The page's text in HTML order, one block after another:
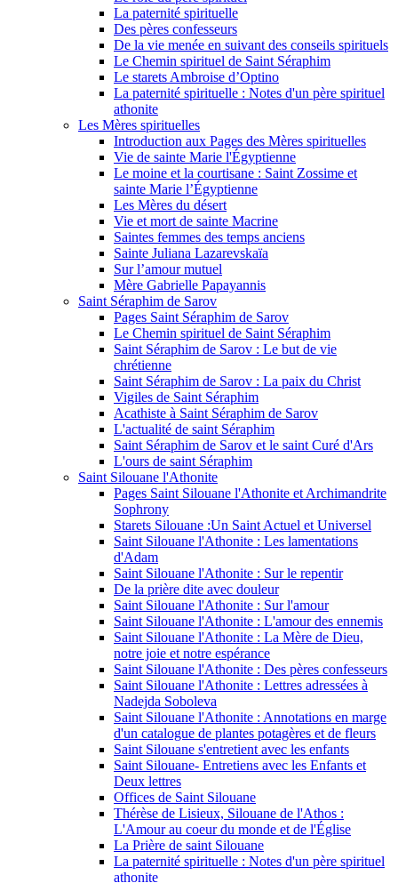
La paternité spirituelle
Des pères confesseurs
De la vie menée en suivant des conseils spirituels
Le Chemin spirituel de Saint Séraphim
Le starets Ambroise d’Optino
La paternité spirituelle : Notes d'un père spirituel
athonite
Les Mères spirituelles
Introduction aux Pages des Mères spirituelles
Vie de sainte Marie l'Égyptienne
Le moine et la courtisane : Saint Zossime et
sainte Marie l’Égyptienne
Les Mères du désert
Vie et mort de sainte Macrine
Saintes femmes des temps anciens
Sainte Juliana Lazarevskaïa
Sur l’amour mutuel
Mère Gabrielle Papayannis
Saint Séraphim de Sarov
Pages Saint Séraphim de Sarov
Le Chemin spirituel de Saint Séraphim
Saint Séraphim de Sarov : Le but de vie
chrétienne
Saint Séraphim de Sarov : La paix du Christ
Vigiles de Saint Séraphim
Acathiste à Saint Séraphim de Sarov
L'actualité de saint Séraphim
Saint Séraphim de Sarov et le saint Curé d'Ars
L'ours de saint Séraphim
Saint Silouane l'Athonite
Pages Saint Silouane l'Athonite et Archimandrite
Sophrony
Starets Silouane :Un Saint Actuel et Universel
Saint Silouane l'Athonite : Les lamentations
d'Adam
Saint Silouane l'Athonite : Sur le repentir
De la prière dite avec douleur
Saint Silouane l'Athonite : Sur l'amour
Saint Silouane l'Athonite : L'amour des ennemis
Saint Silouane l'Athonite : La Mère de Dieu,
notre joie et notre espérance
Saint Silouane l'Athonite : Des pères confesseurs
Saint Silouane l'Athonite : Lettres adressées à
Nadejda Soboleva
Saint Silouane l'Athonite : Annotations en marge
d'un catalogue de plantes potagères et de fleurs
Saint Silouane s'entretient avec les enfants
Saint Silouane- Entretiens avec les Enfants et
Deux lettres
Offices de Saint Silouane
Thérèse de Lisieux, Silouane de l'Athos :
L'Amour au coeur du monde et de l'Église
La Prière de saint Silouane
La paternité spirituelle : Notes d'un père spirituel
athonite